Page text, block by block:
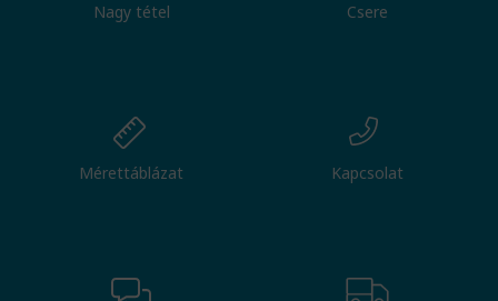
Nagy tétel Csere
Mérettáblázat Kapcsolat